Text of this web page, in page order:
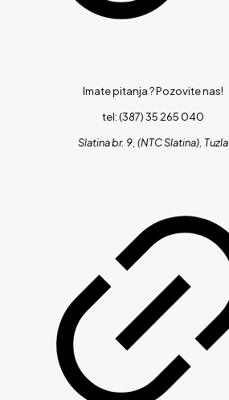
Imate pitanja ?Pozovite nas!
tel: (387) 35 265 040
Slatina br. 9, (NTC Slatina), Tuzla